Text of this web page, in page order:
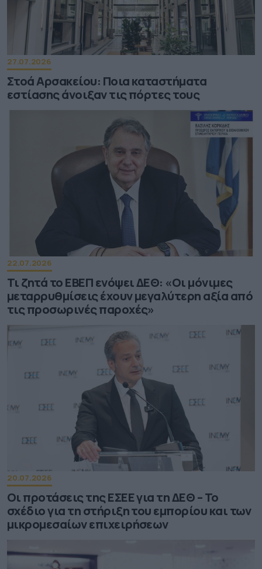
27.07.2026
Στοά Αρσακείου: Ποια καταστήματα
εστίασης άνοιξαν τις πόρτες τους
22.07.2026
Τι ζητά το ΕΒΕΠ ενόψει ΔΕΘ: «Οι μόνιμες
μεταρρυθμίσεις έχουν μεγαλύτερη αξία από
τις προσωρινές παροχές»
20.07.2026
Οι προτάσεις της ΕΣΕΕ για τη ΔΕΘ – Το
σχέδιο για τη στήριξη του εμπορίου και των
μικρομεσαίων επιχειρήσεων